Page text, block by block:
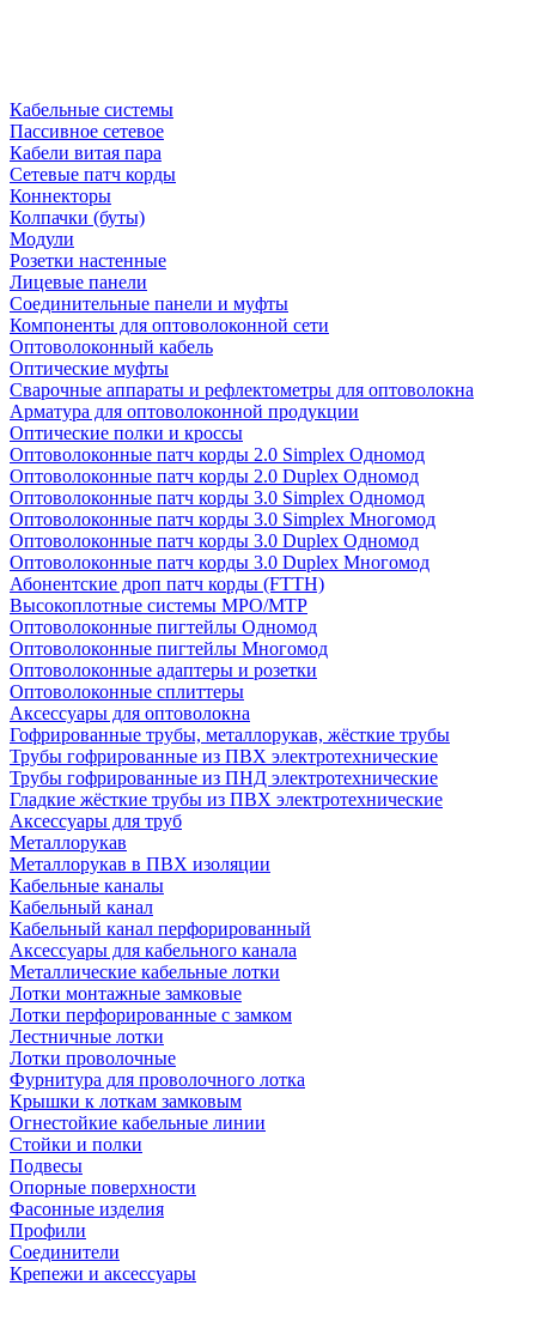
Кабельные системы
Пассивное сетевое
Кабели витая пара
Сетевые патч корды
Коннекторы
Колпачки (буты)
Модули
Розетки настенные
Лицевые панели
Соединительные панели и муфты
Компоненты для оптоволоконной сети
Оптоволоконный кабель
Оптические муфты
Сварочные аппараты и рефлектометры для оптоволокна
Арматура для оптоволоконной продукции
Оптические полки и кроссы
Оптоволоконные патч корды 2.0 Simplex Одномод
Оптоволоконные патч корды 2.0 Duplex Одномод
Оптоволоконные патч корды 3.0 Simplex Одномод
Оптоволоконные патч корды 3.0 Simplex Многомод
Оптоволоконные патч корды 3.0 Duplex Одномод
Оптоволоконные патч корды 3.0 Duplex Многомод
Абонентские дроп патч корды (FTTH)
Высокоплотные системы MPO/MTP
Оптоволоконные пигтейлы Одномод
Оптоволоконные пигтейлы Многомод
Оптоволоконные адаптеры и розетки
Оптоволоконные сплиттеры
Аксессуары для оптоволокна
Гофрированные трубы, металлорукав, жёсткие трубы
Трубы гофрированные из ПВХ электротехнические
Трубы гофрированные из ПНД электротехнические
Гладкие жёсткие трубы из ПВХ электротехнические
Аксессуары для труб
Металлорукав
Металлорукав в ПВХ изоляции
Кабельные каналы
Кабельный канал
Кабельный канал перфорированный
Аксессуары для кабельного канала
Металлические кабельные лотки
Лотки монтажные замковые
Лотки перфорированные с замком
Лестничные лотки
Лотки проволочные
Фурнитура для проволочного лотка
Крышки к лоткам замковым
Огнестойкие кабельные линии
Стойки и полки
Подвесы
Опорные поверхности
Фасонные изделия
Профили
Соединители
Крепежи и аксессуары